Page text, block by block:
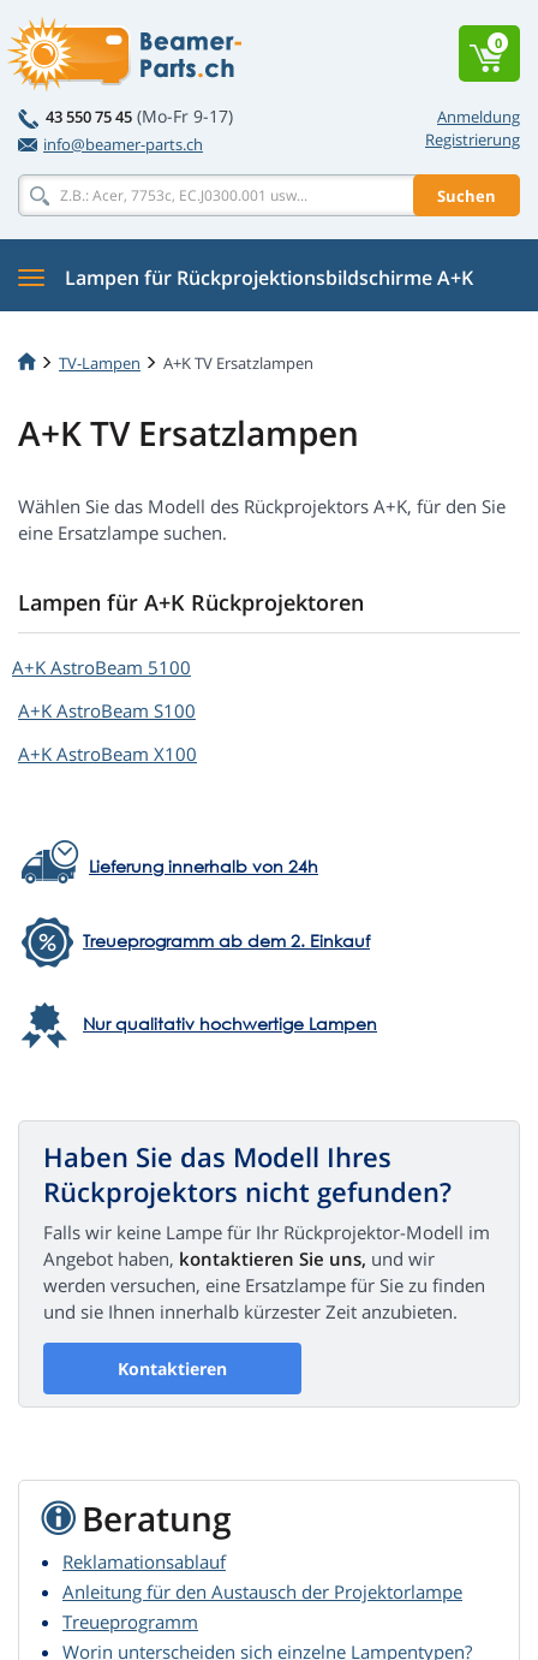
Anmeldung
Registrierung
43 550 75 45 (Mo-Fr 9-17)
info@beamer-parts.ch
Suchen
0
Lampen für Rückprojektionsbildschirme A+K
TV-Lampen A+K TV Ersatzlampen
A+K TV Ersatzlampen
Wählen Sie das Modell des Rückprojektors A+K, für den Sie
eine Ersatzlampe suchen.
Lampen für A+K Rückprojektoren
A+K AstroBeam 5100
A+K AstroBeam S100
A+K AstroBeam X100
Lieferung innerhalb von 24h
Treueprogramm ab dem 2. Einkauf
Nur qualitativ hochwertige Lampen
Haben Sie das Modell Ihres
Rückprojektors nicht gefunden?
Falls wir keine Lampe für Ihr Rückprojektor-Modell im
Angebot haben, kontaktieren Sie uns, und wir
werden versuchen, eine Ersatzlampe für Sie zu finden
und sie Ihnen innerhalb kürzester Zeit anzubieten.
Kontaktieren
Beratung
Reklamationsablauf
Anleitung für den Austausch der Projektorlampe
Treueprogramm
Worin unterscheiden sich einzelne Lampentypen?